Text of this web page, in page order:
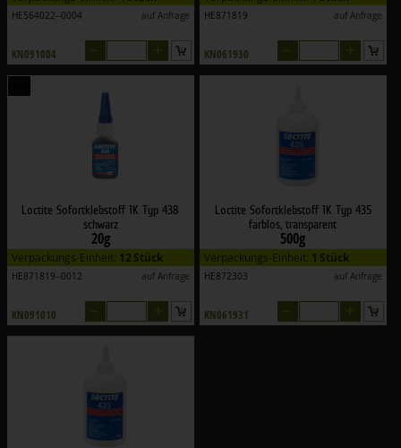
HE564022--0004 auf Anfrage
KN091004
HE871819 auf Anfrage
KN061930
Loctite Sofortklebstoff 1K Typ 438
schwarz
20g
Verpackungs-Einheit: 12 Stück
HE871819--0012 auf Anfrage
KN091010
Loctite Sofortklebstoff 1K Typ 435
farblos, transparent
500g
Verpackungs-Einheit: 1 Stück
HE872303 auf Anfrage
KN061931